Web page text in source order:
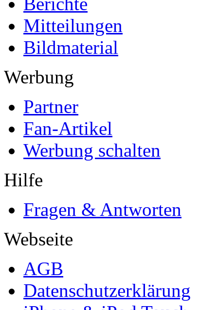
Mitteilungen
Bildmaterial
Werbung
Partner
Fan-Artikel
Werbung schalten
Hilfe
Fragen & Antworten
Webseite
AGB
Datenschutzerklärung